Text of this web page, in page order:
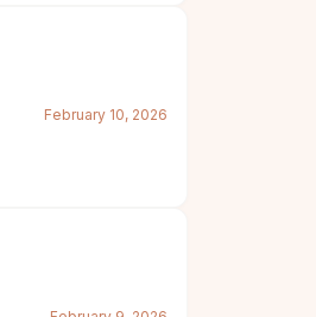
February 10, 2026